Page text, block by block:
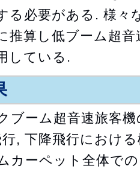
る必要がある. 様々
推算し低ブーム超
している.
ブーム超音速旅客
行, 下降飛行におけ
カーペット全体で